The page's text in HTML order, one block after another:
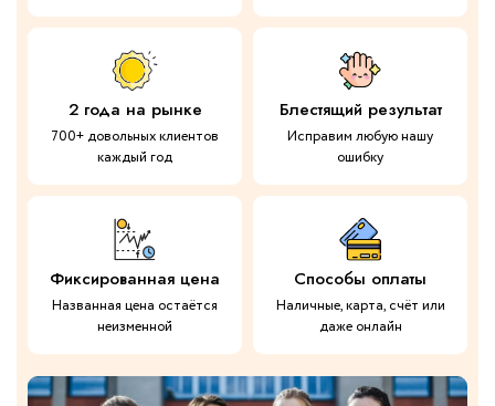
2 года на рынке
700+ довольных клиентов
каждый год
Блестящий результат
Исправим любую нашу
ошибку
Фиксированная цена
Названная цена остаётся
неизменной
Способы оплаты
Наличные, карта, счёт или
даже онлайн